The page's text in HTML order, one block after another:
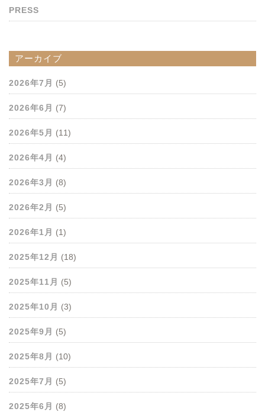
PRESS
アーカイブ
2026年7月 (5)
2026年6月 (7)
2026年5月 (11)
2026年4月 (4)
2026年3月 (8)
2026年2月 (5)
2026年1月 (1)
2025年12月 (18)
2025年11月 (5)
2025年10月 (3)
2025年9月 (5)
2025年8月 (10)
2025年7月 (5)
2025年6月 (8)